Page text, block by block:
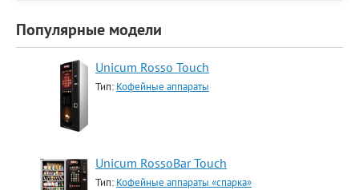
Популярные модели
Unicum Rosso Touch
Тип: Кофейные аппараты
Unicum RossoBar Touch
Тип: Кофейные аппараты «спарка»